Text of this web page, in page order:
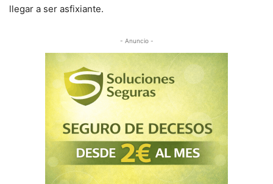
llegar a ser asfixiante.
- Anuncio -